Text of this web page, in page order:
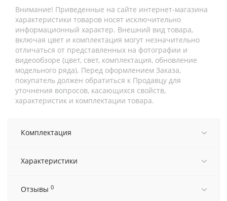
Внимание! Приведенные на сайте интернет-магазина
характеристики товаров носят исключительно
информационный характер. Внешний вид товара,
включая цвет и комплектация могут незначительно
отличаться от представленных на фотографии и
видеообзоре (цвет, свет, комплектация, обновление
модельного ряда). Перед оформлением Заказа,
покупатель должен обратиться к Продавцу для
уточнения вопросов, касающихся свойств,
характеристик и комплектации товара.
Комплектация
Характеристики
Отзывы 0